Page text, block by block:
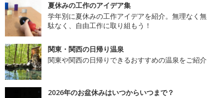
夏休みの工作のアイデア集
学年別に夏休みの工作アイデアを紹介。無理なく無
駄なく、自由工作に取り組もう！
関東・関西の日帰り温泉
関東や関西の日帰りできるおすすめの温泉をご紹介
2026年のお盆休みはいつからいつまで？